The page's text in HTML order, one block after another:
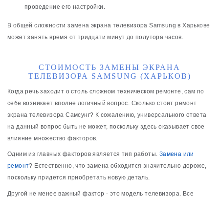
проведение его настройки.
В общей сложности замена экрана телевизора Samsung в Харькове
может занять время от тридцати минут до полутора часов.
СТОИМОСТЬ ЗАМЕНЫ ЭКРАНА
ТЕЛЕВИЗОРА SAMSUNG (ХАРЬКОВ)
Когда речь заходит о столь сложном техническом ремонте, сам по
себе возникает вполне логичный вопрос. Сколько стоит ремонт
экрана телевизора Самсунг? К сожалению, универсального ответа
на данный вопрос быть не может, поскольку здесь оказывает свое
влияние множество факторов.
Одним из главных факторов является тип работы. Замена или
ремонт? Естественно, что замена обходится значительно дороже,
поскольку придется приобретать новую деталь.
Другой не менее важный фактор - это модель телевизора. Все